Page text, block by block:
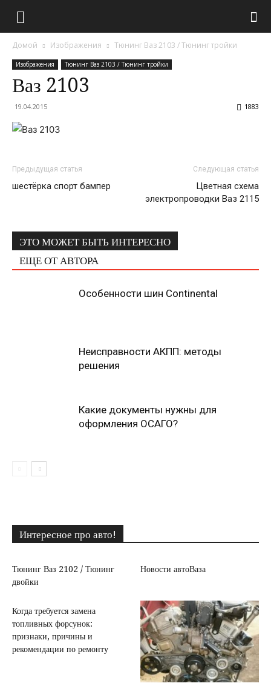
Домой Изображения Тюнинг Ваз 2103 / Тюнинг тройки
Изображения Тюнинг Ваз 2103 / Тюнинг тройки
Ваз 2103
19.04.2015 1883
Предыдущая статья
шестёрка спорт бампер
Следующая статья
Цветная схема
электропроводки Ваз 2115
ЭТО МОЖЕТ БЫТЬ ИНТЕРЕСНО
ЕЩЕ ОТ АВТОРА
Особенности шин Continental
Неисправности АКПП: методы
решения
Какие документы нужны для
оформления ОСАГО?
Интересное про авто!
Тюнинг Ваз 2102 / Тюнинг
двойки
Новости автоВаза
Когда требуется замена
топливных форсунок:
признаки, причины и
рекомендации по ремонту